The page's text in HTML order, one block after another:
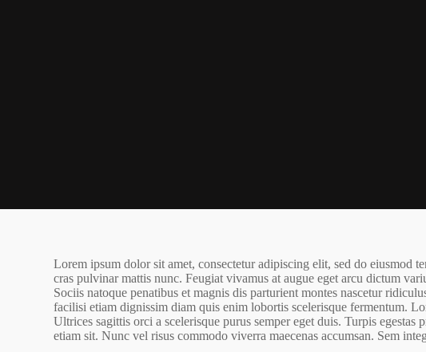
Lorem ipsum dolor sit amet, consectetur adipiscing elit, sed do eiusmod
cras pulvinar mattis nunc. Feugiat vivamus at augue eget arcu dictum
Sociis natoque penatibus et magnis dis parturient montes nascetur
facilisi etiam dignissim diam quis enim lobortis scelerisque fermentum.
Ultrices sagittis orci a scelerisque purus semper eget duis. Turpis egestas
etiam sit. Nunc vel risus commodo viverra maecenas accumsan. Sem